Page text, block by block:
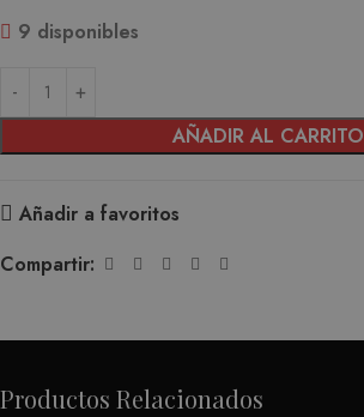
9 disponibles
AÑADIR AL CARRITO
Añadir a favoritos
Compartir:
Productos Relacionados